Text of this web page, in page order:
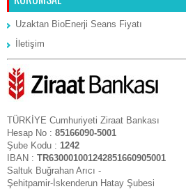
Uzaktan BioEnerji Seans Fiyatı
İletişim
TÜRKİYE Cumhuriyeti Ziraat Bankası
Hesap No : 85166090-5001
Şube Kodu : 1242
IBAN : TR630001001242851660905001
Saltuk Buğrahan Arıcı -
Şehitpamir-İskenderun Hatay Şubesi